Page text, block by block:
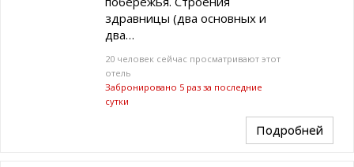
здравницы (два основных и
два…
20 человек сейчас просматривают этот
отель
Забронировано 5 раз за последние
сутки
Подробней